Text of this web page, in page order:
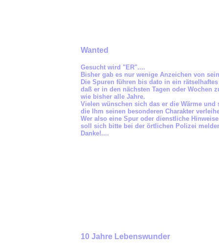
Wanted
Gesucht wird "ER"....
Bisher gab es nur wenige Anzeichen von
Die Spuren führen bis dato in ein
daß er in den nächsten Tagen oder Wochen
wie bisher alle Jahre.
Vielen wünschen sich das er die Wärme
die Ihm seinen besonderen Charakter
Wer also eine Spur oder dienstliche
soll sich bitte bei der örtlichen Polizei
Danke!....
10 Jahre Lebenswunder